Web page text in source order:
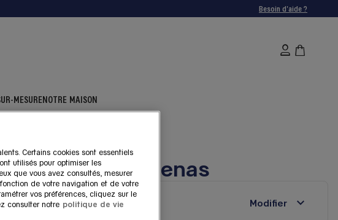
Besoin d'aide ?
MESURENOTRE MAISON
Quartz à Genas
Modifier
Certains cookies sont essentiels
utilisés pour optimiser les
que vous avez consultés, mesurer
de votre navigation et de votre
vos préférences, cliquez sur le
consulter notre politique de vie